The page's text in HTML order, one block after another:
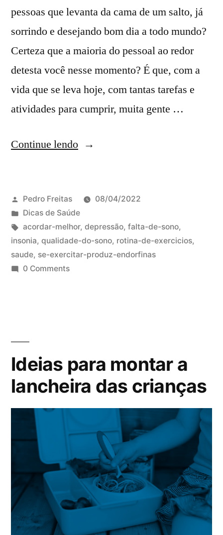
pessoas que levanta da cama de um salto, já
sorrindo e desejando bom dia a todo mundo?
Certeza que a maioria do pessoal ao redor
detesta você nesse momento? É que, com a
vida que se leva hoje, com tantas tarefas e
atividades para cumprir, muita gente …
Continue lendo
Pedro Freitas
08/04/2022
Dicas de Saúde
acordar-melhor, depressão, falta-de-sono,
insonia, qualidade-do-sono, rotina-de-exercicios,
saude, se-exercitar-produz-endorfinas
0 Comments
Ideias para montar a
lancheira das crianças